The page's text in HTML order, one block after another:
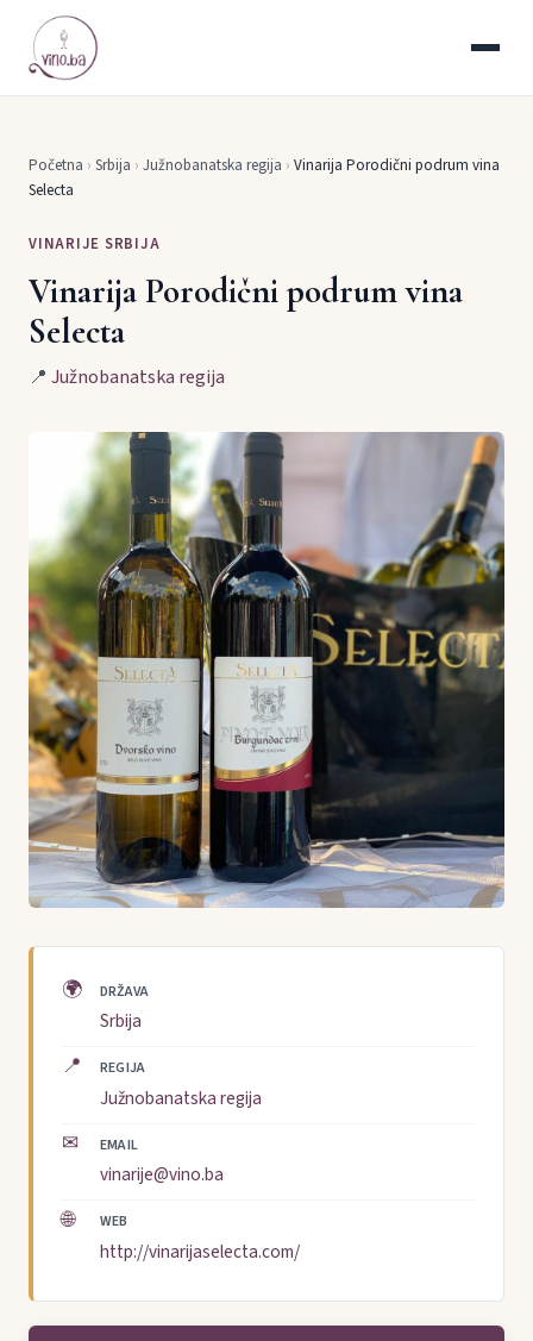
Početna › Srbija › Južnobanatska regija › Vinarija Porodični podrum vina
Selecta
VINARIJE SRBIJA
Vinarija Porodični podrum vina
Selecta
📍 Južnobanatska regija
🌍 DRŽAVA
Srbija
📍 REGIJA
Južnobanatska regija
✉ EMAIL
vinarije@vino.ba
🌐 WEB
http://vinarijaselecta.com/